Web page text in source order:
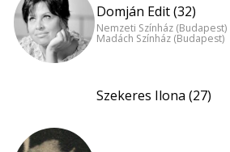
Domján Edit (32)
Nemzeti Színház (Budapest)
Madách Színház (Budapest)
Szekeres Ilona (27)